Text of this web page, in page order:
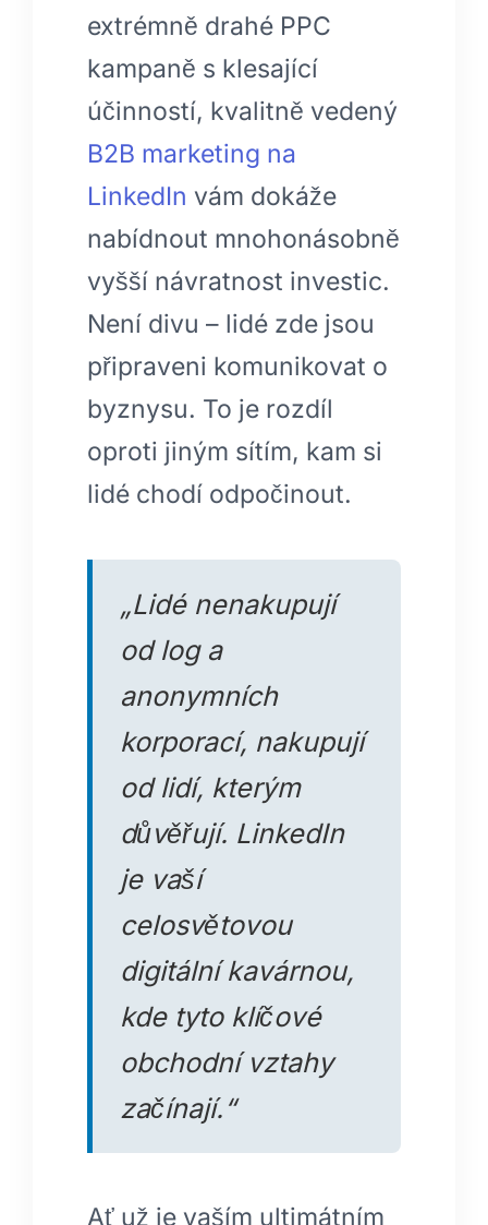
extrémně drahé PPC
kampaně s klesající
účinností, kvalitně vedený
B2B marketing na
LinkedIn vám dokáže
nabídnout mnohonásobně
vyšší návratnost investic.
Není divu – lidé zde jsou
připraveni komunikovat o
byznysu. To je rozdíl
oproti jiným sítím, kam si
lidé chodí odpočinout.
„Lidé nenakupují
od log a
anonymních
korporací, nakupují
od lidí, kterým
důvěřují. LinkedIn
je vaší
celosvětovou
digitální kavárnou,
kde tyto klíčové
obchodní vztahy
začínají.“
Ať už je vaším ultimátním